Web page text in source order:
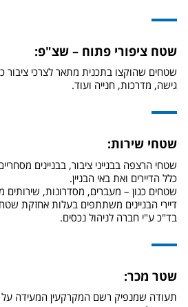
שטח ציפורי פתוח – שצ"פ:
שטחים שהוקצו בתכנית מתאר לצרכי ציבור
גישה, מדרכות, חנייה ועוד.
שטחי שירות:
שטחי הרצפה בבנייני ציבור, בבניינים
כלל הדיירים ואת באי הבניין.
שטחים כגון – מעברים, מסדרונות, שירותים
דיירי הבניינים משתתפים בעלות אחזקת
בד"כ ע"י חברה לניהול נכסים.
שטר מכר:
תעודה שמנפיק רשם המקרקעין המעידה על